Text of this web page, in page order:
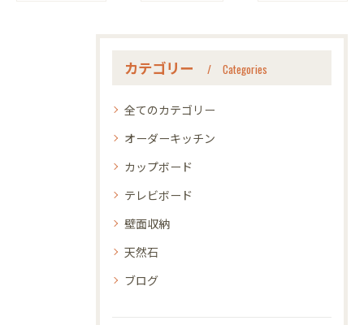
カテゴリー Categories
全てのカテゴリー
オーダーキッチン
カップボード
テレビボード
壁面収納
天然石
ブログ